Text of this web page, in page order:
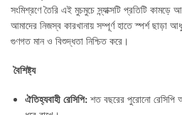
সংমিশ্রণে তৈরি এই মুচমুচে স্ন্যাক্সটি প্রতিটি
আমাদের নিজস্ব কারখানায় সম্পূর্ণ হাতে স্পর্শ ছাড়া
গুণগত মান ও বিশুদ্ধতা নিশ্চিত করে।
বৈশিষ্ট্য
ঐতিহ্যবাহী রেসিপি: শত বছরের পুরোনো রেসিপি